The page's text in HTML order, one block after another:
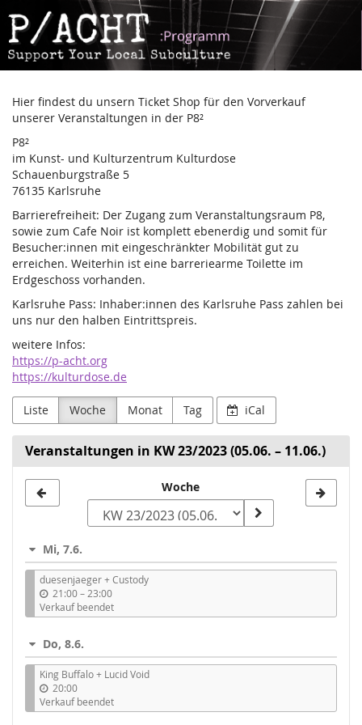
Zum
Haupt-
Inhalt
springen
P-
Acht
Hier findest du unsern Ticket Shop für den Vorverkauf
unserer Veranstaltungen in der P8²
P8²
im Kunst- und Kulturzentrum Kulturdose
Schauenburgstraße 5
76135 Karlsruhe
Barrierefreiheit: Der Zugang zum Veranstaltungsraum P8,
sowie zum Cafe Noir ist komplett ebenerdig und somit für
Besucher:innen mit eingeschränkter Mobilität gut zu
erreichen. Weiterhin ist eine barreriearme Toilette im
Erdgeschoss vorhanden.
Karlsruhe Pass: Inhaber:innen des Karlsruhe Pass zahlen bei
uns nur den halben Eintrittspreis.
weitere Infos:
https://p-acht.org
https://kulturdose.de
Liste Woche Monat Tag iCal
Veranstaltungen in KW 23/2023 (05.06. – 11.06.)
zur
auswählen
Woche
Mi, 7.6.
duesenjaeger + Custody
21:00–b
i
s
23:00
Verkauf beendet
Do, 8.6.
King Buffalo + Lucid Void
20:00
Verkauf beendet